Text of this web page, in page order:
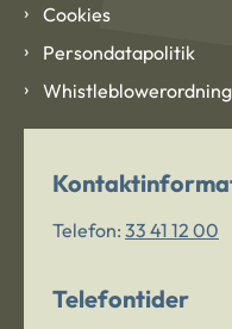
Cookies
Persondatapolitik
Whistleblowerordning
Telefon: 33 41 12 00
Telefontider